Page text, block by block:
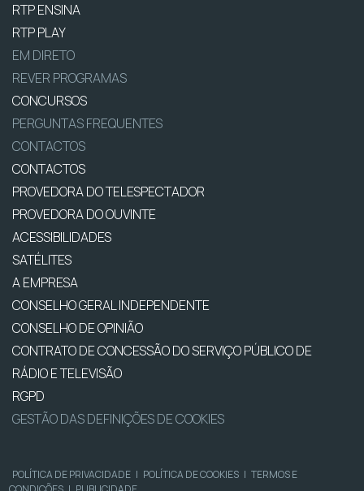
RTP ENSINA
RTP PLAY
EM DIRETO
REVER PROGRAMAS
CONCURSOS
PERGUNTAS FREQUENTES
CONTACTOS
CONTACTOS
PROVEDORA DO TELESPECTADOR
PROVEDORA DO OUVINTE
ACESSIBILIDADES
SATÉLITES
A EMPRESA
CONSELHO GERAL INDEPENDENTE
CONSELHO DE OPINIÃO
CONTRATO DE CONCESSÃO DO SERVIÇO PÚBLICO DE
RÁDIO E TELEVISÃO
RGPD
GESTÃO DAS DEFINIÇÕES DE COOKIES
POLÍTICA DE PRIVACIDADE | POLÍTICA DE COOKIES | TERMOS E